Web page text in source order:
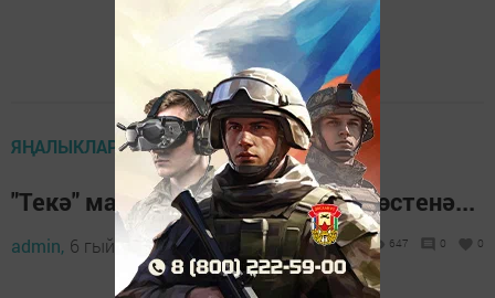
ЯҢАЛЫКЛАР ТАСМАСЫ
"Текә" машинасында - кешеләр өстенә...
admin, 6 гыйнвар 2021 - 13:36 647 0 0